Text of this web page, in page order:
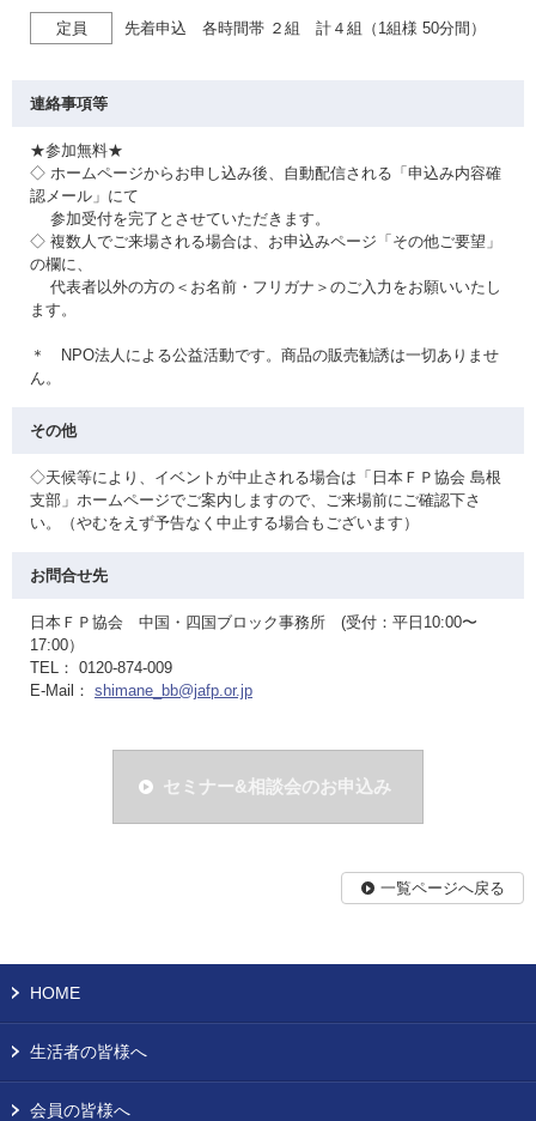
定員 先着申込 各時間帯 ２組 計４組（1組様 50分間）
連絡事項等
★参加無料★
◇ ホームページからお申し込み後、自動配信される「申込み内容確
認メール」にて
参加受付を完了とさせていただきます。
◇ 複数人でご来場される場合は、お申込みページ「その他ご要望」
の欄に、
代表者以外の方の＜お名前・フリガナ＞のご入力をお願いいたし
ます。
＊ NPO法人による公益活動です。商品の販売勧誘は一切ありませ
ん。
その他
◇天候等により、イベントが中止される場合は「日本ＦＰ協会 島根
支部」ホームページでご案内しますので、ご来場前にご確認下さ
い。（やむをえず予告なく中止する場合もございます）
お問合せ先
日本ＦＰ協会 中国・四国ブロック事務所 (受付：平日10:00〜
17:00）
TEL： 0120-874-009
E-Mail： shimane_bb@jafp.or.jp
セミナー&相談会のお申込み
一覧ページへ戻る
HOME
生活者の皆様へ
会員の皆様へ